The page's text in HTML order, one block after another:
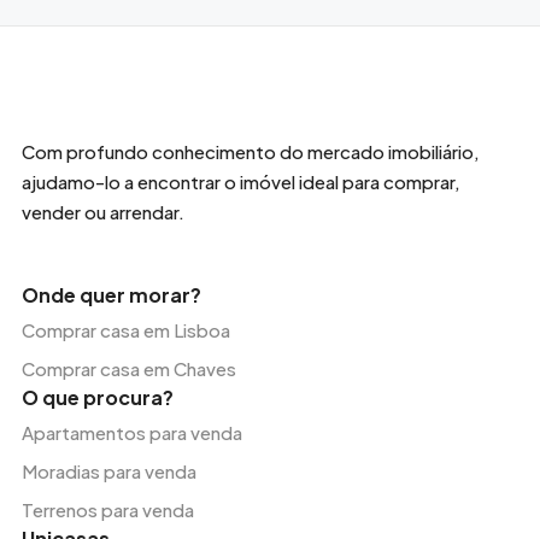
Com profundo conhecimento do mercado imobiliário,
ajudamo-lo a encontrar o imóvel ideal para comprar,
vender ou arrendar.
Onde quer morar?
Comprar casa em Lisboa
Comprar casa em Chaves
O que procura?
Apartamentos para venda
Moradias para venda
Terrenos para venda